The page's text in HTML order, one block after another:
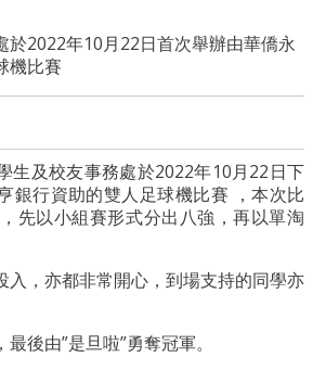
於2022年10月22日首次舉辦由華僑永
機比賽
生及校友事務處於2022年10月22日下
銀行資助的雙人足球機比賽 ，本次比
先以小組賽形式分出八強，再以單淘
入，亦都非常開心，到場支持的同學亦
後由”是旦啦”勇奪冠軍。